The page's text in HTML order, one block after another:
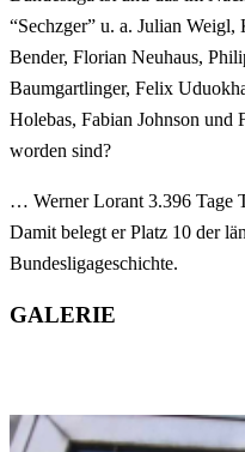
“Sechzger” u. a. Julian
Bender, Florian Neuhaus,
Baumgartlinger, Felix
Holebas, Fabian Johnson und
worden sind?
… Werner Lorant 3.396 Tage
Damit belegt er Platz 10 der
Bundesligageschichte.
GALERIE